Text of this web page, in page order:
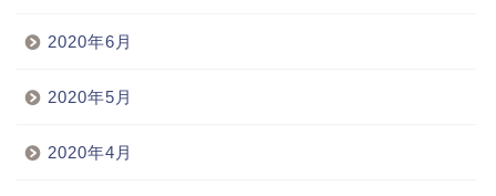
2020年6月
2020年5月
2020年4月